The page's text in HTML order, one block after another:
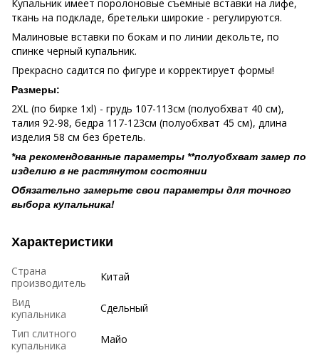
Купальник имеет поролоновые съемные вставки на лифе,
ткань на подкладе, бретельки широкие - регулируются.
Малиновые вставки по бокам и по линии декольте, по
спинке черный купальник.
Прекрасно садится по фигуре и корректирует формы!
Размеры:
2XL (по бирке 1xl) - грудь 107-113см (полуобхват 40 см),
талия 92-98, бедра 117-123см (полуобхват 45 см), длина
изделия 58 см без бретель.
*на рекомендованные параметры **полуобхват замер по
изделию в не растянутом состоянии
Обязательно замерьте свои параметры для точного
выбора купальника!
Характеристики
Страна
производитель
Китай
Вид
купальника
Сдельный
Тип слитного
купальника
Майо